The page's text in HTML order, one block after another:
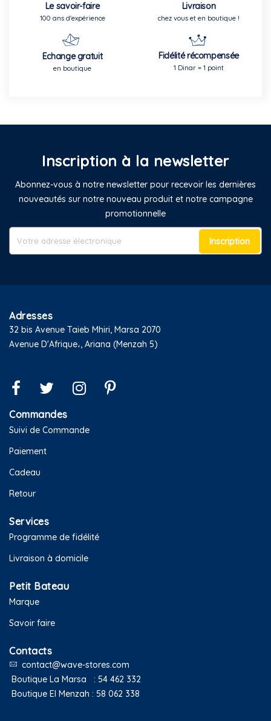
Le savoir-faire
100 ans d'expérience
Livraison
chez vous et en boutique !
Echange gratuit
en boutique
Fidélité récompensée
1 Dinar = 1 point
Inscription à la newsletter
Abonnez-vous à notre newsletter pour recevoir les dernières
nouveautés sur notre nouveau produit et notre campagne
promotionnelle
Inscription
Adresses
32 bis Avenue Taieb Mhiri, Marsa 2070
Avenue D'Afrique،, Ariana (Menzah 5)
Commandes
Suivi de Commande
Paiement
Cadeau
Retour
Services
Programme de fidélité
Livraison à domicile
Petit Bateau
Marque
Savoir faire
Contacts
contact@wave-stores.com
Boutique La Marsa : 54 462 332
Boutique El Menzah : 58 062 338